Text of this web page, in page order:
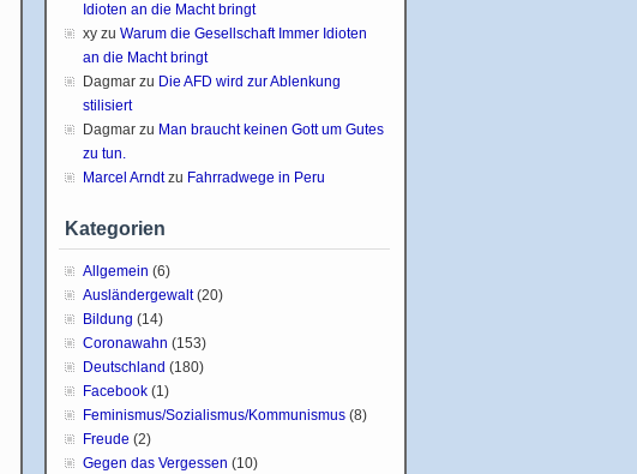
Idioten an die Macht bringt
xy zu Warum die Gesellschaft Immer Idioten
an die Macht bringt
Dagmar zu Die AFD wird zur Ablenkung
stilisiert
Dagmar zu Man braucht keinen Gott um Gutes
zu tun.
Marcel Arndtzu Fahrradwege in Peru
Kategorien
Allgemein (6)
Ausländergewalt(20)
Bildung (14)
Coronawahn (153)
Deutschland (180)
Facebook (1)
Feminismus/Sozialismus/Kommunismus (8)
Freude (2)
Gegen das Vergessen (10)